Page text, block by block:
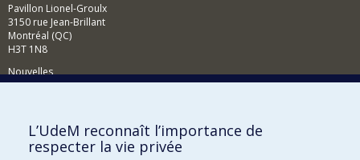
Pavillon Lionel-Groulx
3150 rue Jean-Brillant
Montréal (QC)
H3T 1N8
Nouvelles
Comment soutenir le Département?
BESOIN D'AIDE?
L’UdeM reconnaît l’importance de
respecter la vie privée